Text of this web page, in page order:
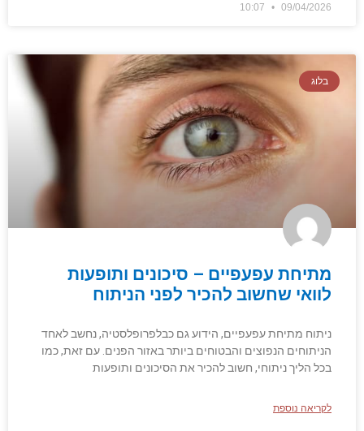
09/04/2026
בלוג
מתיחת עפעפיים – סיכונים ותופעות
לוואי שחשוב להכיר לפני הניתוח
ניתוח מתיחת עפעפיים, הידוע גם כבלפרופלסטיה, נחשב לאחד
הניתוחים הנפוצים והבטוחים ביותר באזור הפנים. עם זאת, כמו
בכל הליך ניתוחי, חשוב להכיר את הסיכונים ותופעות
לקריאה נוספת